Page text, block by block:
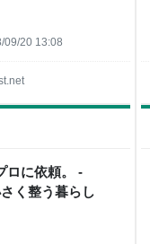
09/20 13:08
ロに依頼。 -
く整う暮らし